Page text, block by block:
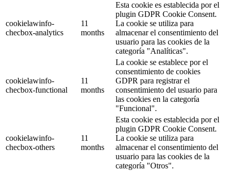
cookielawinfo-
checbox-analytics
11
months
Esta cookie es establecida por el
plugin GDPR Cookie Consent.
La cookie se utiliza para
almacenar el consentimiento del
usuario para las cookies de la
categoría "Analíticas".
cookielawinfo-
checbox-functional
11
months
La cookie se establece por el
consentimiento de cookies
GDPR para registrar el
consentimiento del usuario para
las cookies en la categoría
"Funcional".
cookielawinfo-
checbox-others
11
months
Esta cookie es establecida por el
plugin GDPR Cookie Consent.
La cookie se utiliza para
almacenar el consentimiento del
usuario para las cookies de la
categoría "Otros".